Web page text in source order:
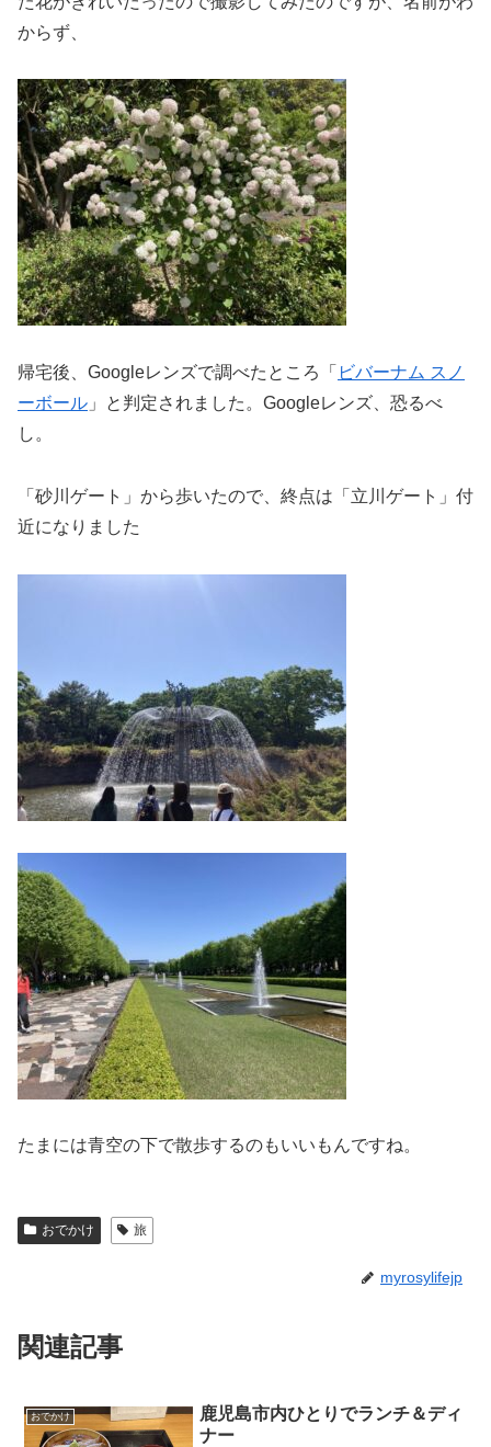
からず、
帰宅後、Googleレンズで調べたところ「 ビバーナム スノ
ーボール 」と判定されました。Googleレンズ、恐るべ
し。
「砂川ゲート」から歩いたので、終点は「立川ゲート」付
近になりました
たまには青空の下で散歩するのもいいもんですね。
おでかけ 旅
myrosylifejp
関連記事
おでかけ
鹿児島市内ひとりでランチ＆ディ
ナー